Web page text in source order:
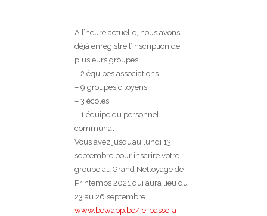
A l’heure actuelle, nous avons
déjà enregistré l’inscription de
plusieurs groupes :
– 2 équipes associations
– 9 groupes citoyens
– 3 écoles
– 1 équipe du personnel
communal
Vous avez jusqu’au lundi 13
septembre pour inscrire votre
groupe au Grand Nettoyage de
Printemps 2021 qui aura lieu du
23 au 26 septembre.
www.bewapp.be/je-passe-a-